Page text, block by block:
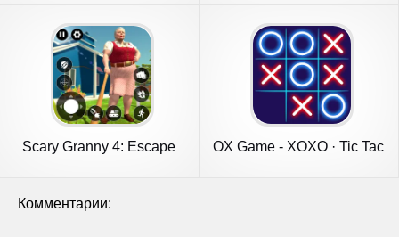
Scary Granny 4: Escape
OX Game - XOXO · Tic Tac
Комментарии: